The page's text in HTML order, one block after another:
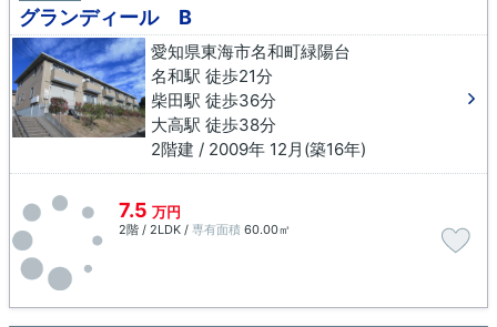
グランディール B
愛知県東海市名和町緑陽台
名和駅 徒歩21分
柴田駅 徒歩36分
大高駅 徒歩38分
2階建 / 2009年 12月(築16年)
7.5 万円
2階 / 2LDK / 専有面積 60.00㎡